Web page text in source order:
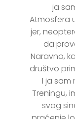
ja
Atmosfera
jer,
da
Naravno,
društvo
I ja sam
Treningu,
svog